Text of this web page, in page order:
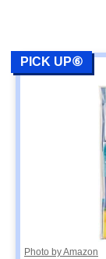
PICK UP⑥
Photo by Amazon